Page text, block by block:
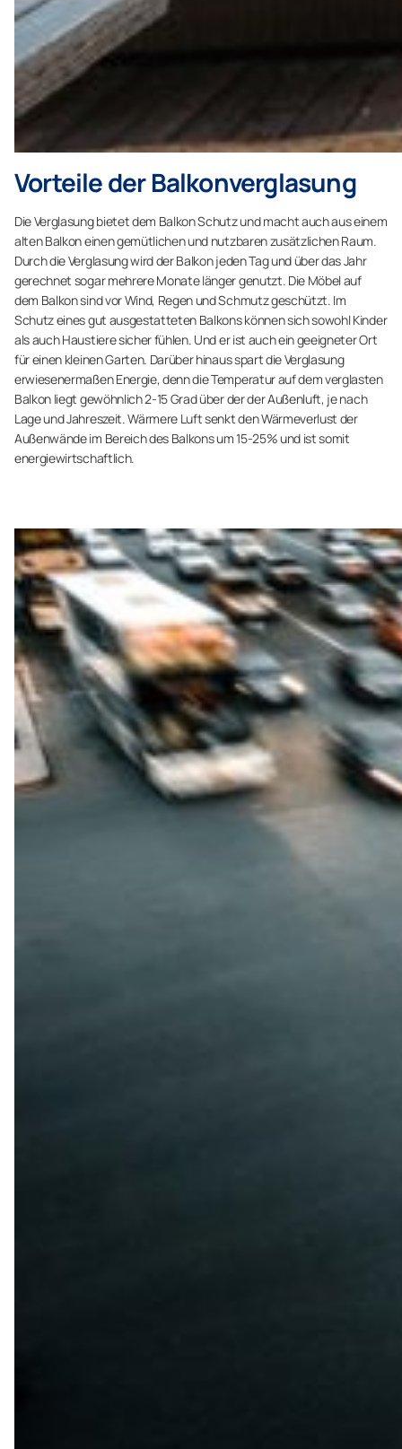
Vorteile der Balkonverglasung
Die Verglasung bietet dem Balkon Schutz und macht auch aus einem
alten Balkon einen gemütlichen und nutzbaren zusätzlichen Raum.
Durch die Verglasung wird der Balkon jeden Tag und über das Jahr
gerechnet sogar mehrere Monate länger genutzt. Die Möbel auf
dem Balkon sind vor Wind, Regen und Schmutz geschützt. Im
Schutz eines gut ausgestatteten Balkons können sich sowohl Kinder
als auch Haustiere sicher fühlen. Und er ist auch ein geeigneter Ort
für einen kleinen Garten. Darüber hinaus spart die Verglasung
erwiesenermaßen Energie, denn die Temperatur auf dem verglasten
Balkon liegt gewöhnlich 2-15 Grad über der der Außenluft, je nach
Lage und Jahreszeit. Wärmere Luft senkt den Wärmeverlust der
Außenwände im Bereich des Balkons um 15-25% und ist somit
energiewirtschaftlich.